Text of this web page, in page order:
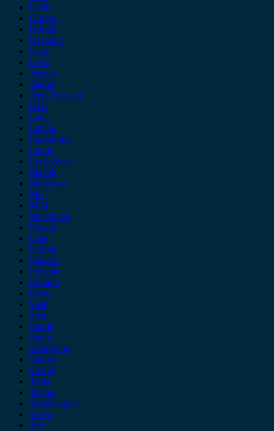
Geely
Gonow
Honda
Hyundai
Isuzu
iveco
Jaecoo
Jaguar
Jeep Chrysler
KIA
Lada
Lancia
Leapmotor
Lexus
Lynk & co
Mazda
Mercedes
MG
Mini
Mitsubishi
Nissan
Opel
Omoda
Peugeot
Porsche
Renault
Rover
Saab
Seat
Skoda
Smart
ssangyong
Subaru
Suzuki
Tesla
Toyota
Volkswagen
Volvo
Xev